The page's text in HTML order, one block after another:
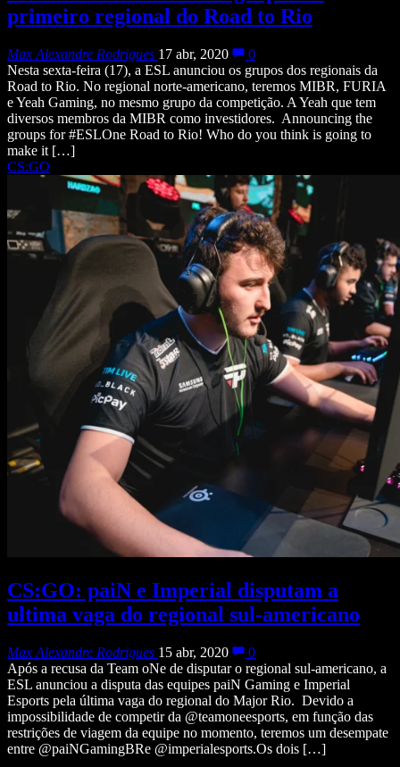
primeiro regional do Road to Rio
Max Alexandre Rodrigues 17 abr, 2020
0
Nesta sexta-feira (17), a ESL anunciou os grupos dos regionais da
Road to Rio. No regional norte-americano, teremos MIBR, FURIA
e Yeah Gaming, no mesmo grupo da competição. A Yeah que tem
diversos membros da MIBR como investidores. Announcing the
groups for #ESLOne Road to Rio! Who do you think is going to
make it […]
CS:GO
CS:GO: paiN e Imperial disputam a
ultima vaga do regional sul-americano
Max Alexandre Rodrigues 15 abr, 2020
0
Após a recusa da Team oNe de disputar o regional sul-americano, a
ESL anunciou a disputa das equipes paiN Gaming e Imperial
Esports pela última vaga do regional do Major Rio. Devido a
impossibilidade de competir da @teamoneesports, em função das
restrições de viagem da equipe no momento, teremos um desempate
entre @paiNGamingBRe @imperialesports.Os dois […]